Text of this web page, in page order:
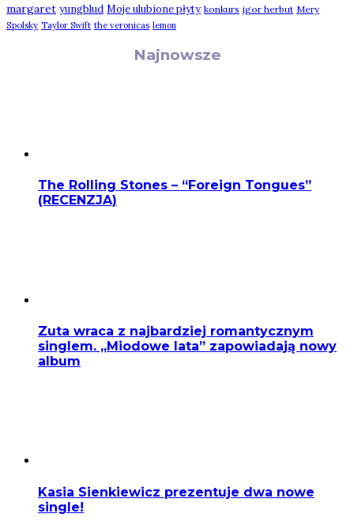
margaret yungblud Moje ulubione płyty konkurs igor herbut Mery
Spolsky Taylor Swift the veronicas lemon
Najnowsze
The Rolling Stones – “Foreign Tongues”
(RECENZJA)
Zuta wraca z najbardziej romantycznym
singlem. „Miodowe lata” zapowiadają nowy
album
Kasia Sienkiewicz prezentuje dwa nowe
single!